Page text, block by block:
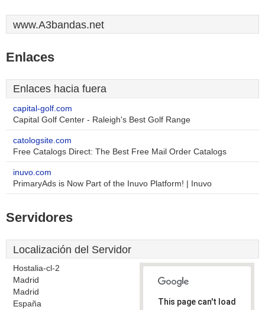
www.A3bandas.net
Enlaces
Enlaces hacia fuera
capital-golf.com
Capital Golf Center - Raleigh's Best Golf Range
catologsite.com
Free Catalogs Direct: The Best Free Mail Order Catalogs
inuvo.com
PrimaryAds is Now Part of the Inuvo Platform! | Inuvo
Servidores
Localización del Servidor
Hostalia-cl-2
Madrid
Madrid
España
This page can't load